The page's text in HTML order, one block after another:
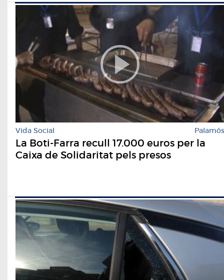
Vida Social Palamós
La Boti-Farra recull 17.000 euros per la
Caixa de Solidaritat pels presos